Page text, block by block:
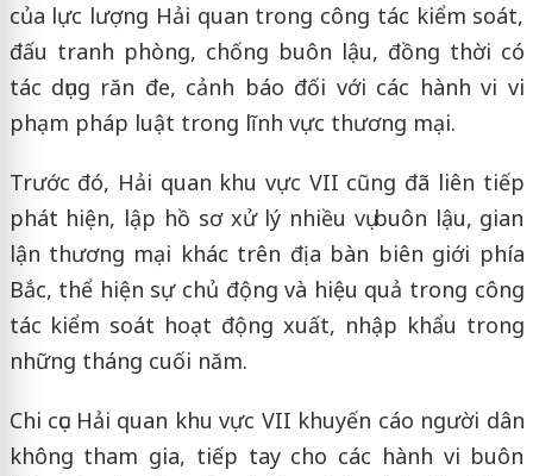
của lực lượng Hải quan trong công tác kiểm soát,
đấu tranh phòng, chống buôn lậu, đồng thời có
tác dụng răn đe, cảnh báo đối với các hành vi vi
phạm pháp luật trong lĩnh vực thương mại.
Trước đó, Hải quan khu vực VII cũng đã liên tiếp
phát hiện, lập hồ sơ xử lý nhiều vụ buôn lậu, gian
lận thương mại khác trên địa bàn biên giới phía
Bắc, thể hiện sự chủ động và hiệu quả trong công
tác kiểm soát hoạt động xuất, nhập khẩu trong
những tháng cuối năm.
Chi cục Hải quan khu vực VII khuyến cáo người dân
không tham gia, tiếp tay cho các hành vi buôn